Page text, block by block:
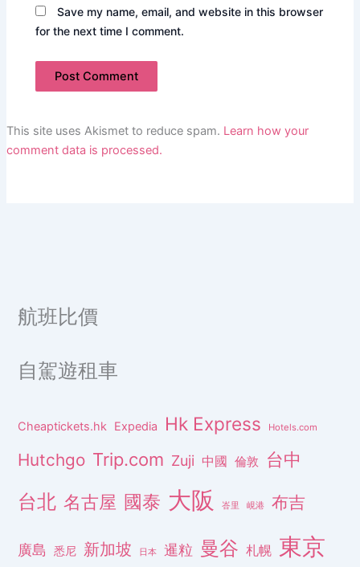
Save my name, email, and website in this browser
for the next time I comment.
This site uses Akismet to reduce spam. Learn how your
comment data is processed.
航班比價
自駕遊租車
Cheaptickets.hk Expedia Hk Express Hotels.com
Hutchgo Trip.com Zuji 中國 倫敦 台中
台北 名古屋 國泰 大阪 峇里 峴港 布吉
廣島 悉尼 新加坡 日本 暹粒 曼谷 札幌 東京